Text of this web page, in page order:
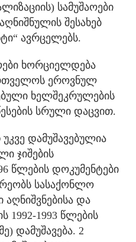
სამუშაოები
შესახებ
ავრცელებს.
ხორციელდება
ეროვნულ
ხელშეკრულების
სრული დაცვით.
დამუშავებულია
ჯიშების
წლების დოკუმენტები
სასაქონლო
და
1992-1993 წლების
დამუშავება. 2